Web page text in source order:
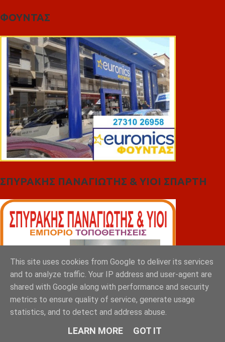
ΦΟΥΝΤΑΣ
ΣΠΥΡΑΚΗΣ ΠΑΝΑΓΙΩΤΗΣ & YIOI ΣΠΑΡΤΗ
This site uses cookies from Google to deliver its services
and to analyze traffic. Your IP address and user-agent are
shared with Google along with performance and security
metrics to ensure quality of service, generate usage
statistics, and to detect and address abuse.
LEARN MORE GOT IT